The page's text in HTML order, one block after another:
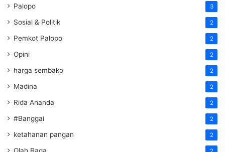
Palopo 3
Sosial & Politik 2
Pemkot Palopo 2
Opini 2
harga sembako 2
Madina 2
Rida Ananda 2
#Banggai 2
ketahanan pangan 2
Olah Raga